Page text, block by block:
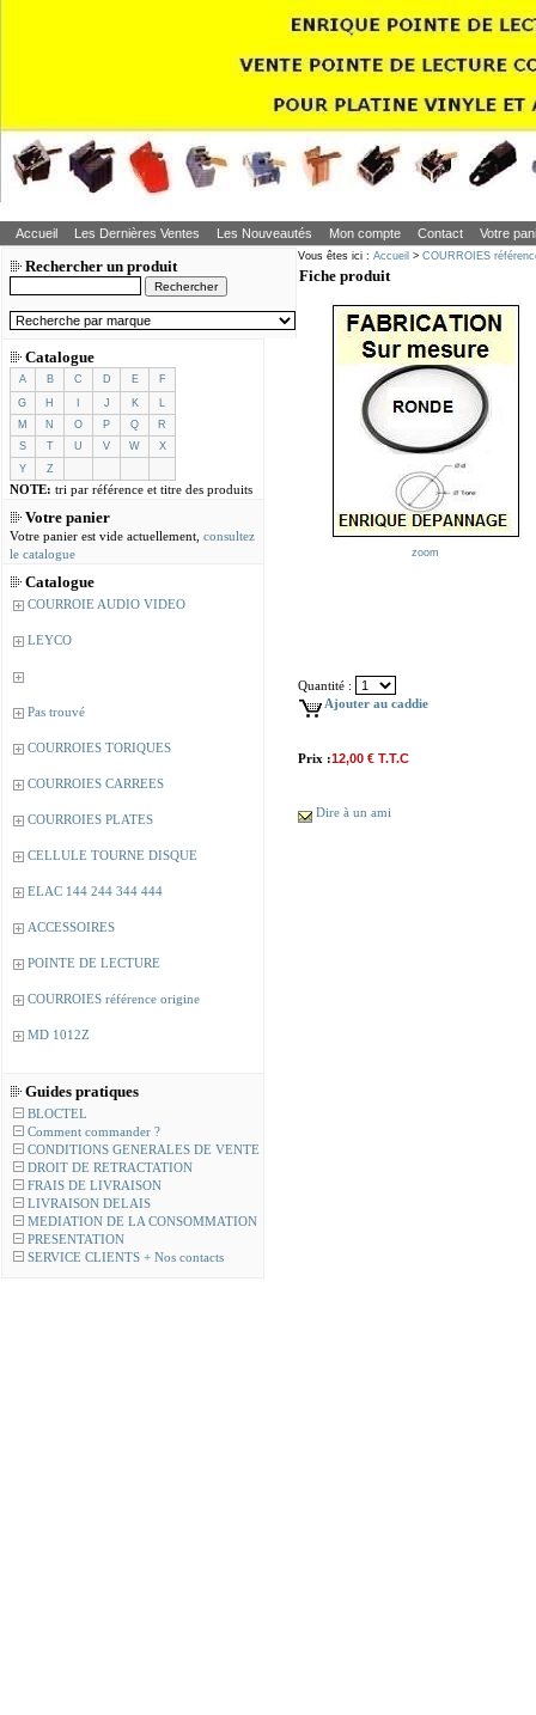
Accueil Les Dernières Ventes Les Nouveautés Mon compte Contact Votre
Rechercher un produit
Catalogue
A B C D E
F
G
H J K
L
M
N O P Q
R
S
T U V W
X
Y
Z
NOTE: tri par référence et titre des produits
Votre panier
Votre panier est vide actuellement, consultez
le catalogue
Catalogue
COURROIE AUDIO VIDEO
LEYCO
Pas trouvé
COURROIES TORIQUES
COURROIES CARREES
COURROIES PLATES
CELLULE TOURNE DISQUE
ELAC 144 244 344 444
ACCESSOIRES
POINTE DE LECTURE
COURROIES référence origine
MD 1012Z
Guides pratiques
BLOCTEL
Comment commander ?
CONDITIONS GENERALES DE VENTE
DROIT DE RETRACTATION
FRAIS DE LIVRAISON
LIVRAISON DELAIS
MEDIATION DE LA CONSOMMATION
PRESENTATION
SERVICE CLIENTS + Nos contacts
Vous êtes ici : Accueil > COURROIES
Fiche produit
zoom
Quantité :
Ajouter au caddie
Prix :12,00 € T.T.C
Dire à un ami